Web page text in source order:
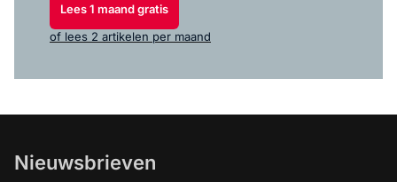
Lees 1 maand gratis
of lees 2 artikelen per maand
Nieuwsbrieven